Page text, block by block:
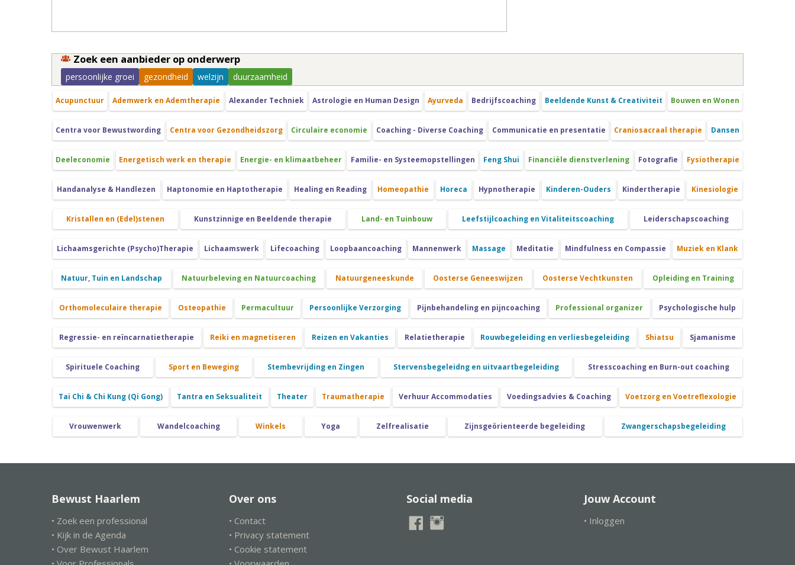
Zoek een aanbieder op onderwerp
persoonlijke groei gezondheid welzijn duurzaamheid
Acupunctuur Ademwerk en Ademtherapie Alexander Techniek Astrologie en Human Design Ayurveda Bedrijfscoaching Beeldende Kunst & Creativiteit Bouwen en Wonen
Centra voor Bewustwording Centra voor Gezondheidszorg Circulaire economie Coaching - Diverse Coaching Communicatie en presentatie Craniosacraal therapie Dansen
Deeleconomie Energetisch werk en therapie Energie- en klimaatbeheer Familie- en Systeemopstellingen Feng Shui Financiële dienstverlening Fotografie Fysiotherapie
Handanalyse & Handlezen Haptonomie en Haptotherapie Healing en Reading Homeopathie Horeca Hypnotherapie Kinderen-Ouders Kindertherapie Kinesiologie
Kristallen en (Edel)stenen Kunstzinnige en Beeldende therapie Land- en Tuinbouw Leefstijlcoaching en Vitaliteitscoaching Leiderschapscoaching
Lichaamsgerichte (Psycho)Therapie Lichaamswerk Lifecoaching Loopbaancoaching Mannenwerk Massage Meditatie Mindfulness en Compassie Muziek en Klank
Natuur, Tuin en Landschap Natuurbeleving en Natuurcoaching Natuurgeneeskunde Oosterse Geneeswijzen Oosterse Vechtkunsten Opleiding en Training
Orthomoleculaire therapie Osteopathie Permacultuur Persoonlijke Verzorging Pijnbehandeling en pijncoaching Professional organizer Psychologische hulp
Regressie- en reïncarnatietherapie Reiki en magnetiseren Reizen en Vakanties Relatietherapie Rouwbegeleiding en verliesbegeleiding Shiatsu Sjamanisme
Spirituele Coaching Sport en Beweging Stembevrijding en Zingen Stervensbegeleidng en uitvaartbegeleiding Stresscoaching en Burn-out coaching
Tai Chi & Chi Kung (Qi Gong) Tantra en Seksualiteit Theater Traumatherapie Verhuur Accommodaties Voedingsadvies & Coaching Voetzorg en Voetreflexologie
Vrouwenwerk Wandelcoaching Winkels Yoga Zelfrealisatie Zijnsgeörienteerde begeleiding Zwangerschapsbegeleiding
Bewust Haarlem
• Zoek een professional
• Kijk in de Agenda
• Over Bewust Haarlem
Over ons
• Contact
• Privacy statement
• Cookie statement
Social media Jouw Account
• Inloggen